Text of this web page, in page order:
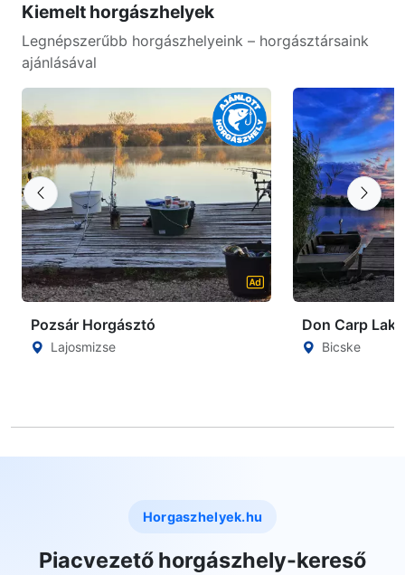
Kiemelt horgászhelyek
Legnépszerűbb horgászhelyeink – horgásztársaink
ajánlásával
Pozsár Horgásztó
Lajosmizse
Don Carp Lake
Bicske
Horgaszhelyek.hu
Piacvezető horgászhely-kereső